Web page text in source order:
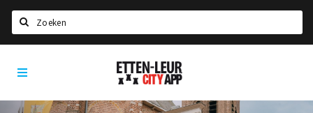
Home
Agenda
Etten-
Leur
App